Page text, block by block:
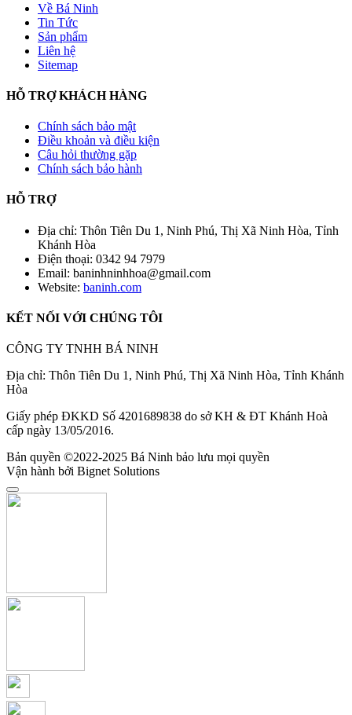
Về Bá Ninh
Tin Tức
Sản phẩm
Liên hệ
Sitemap
HỖ TRỢ KHÁCH HÀNG
Chính sách bảo mật
Điều khoản và điều kiện
Câu hỏi thường gặp
Chính sách bảo hành
HỖ TRỢ
Địa chỉ: Thôn Tiên Du 1, Ninh Phú, Thị Xã Ninh Hòa, Tỉnh
Khánh Hòa
Điện thoại: 0342 94 7979
Email: baninhninhhoa@gmail.com
Website: baninh.com
KẾT NỐI VỚI CHÚNG TÔI
CÔNG TY TNHH BÁ NINH
Địa chỉ: Thôn Tiên Du 1, Ninh Phú, Thị Xã Ninh Hòa, Tỉnh Khánh
Hòa
Giấy phép ĐKKD Số 4201689838 do sở KH & ĐT Khánh Hoà
cấp ngày 13/05/2016.
Bản quyền ©2022-2025 Bá Ninh bảo lưu mọi quyền
Vận hành bởi Bignet Solutions